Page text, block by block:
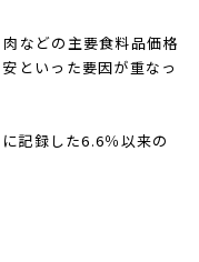
などの主要食料品価格
といった要因が重なっ
記録した6.6％以来の